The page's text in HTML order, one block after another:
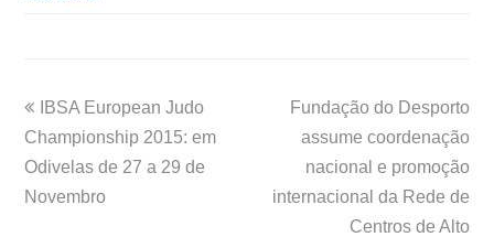
Fundação do Desporto
assume coordenação
nacional e promoção
internacional da Rede de
Centros de Alto
IBSA European Judo
Championship 2015: em
Odivelas de 27 a 29 de
Novembro